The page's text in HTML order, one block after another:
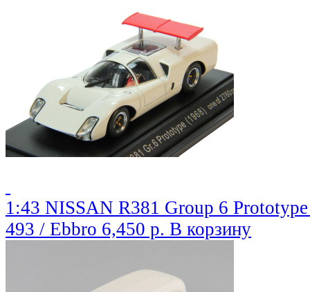
1:43 NISSAN R381 Group 6
493 / Ebbro 6,450 р. В корзину